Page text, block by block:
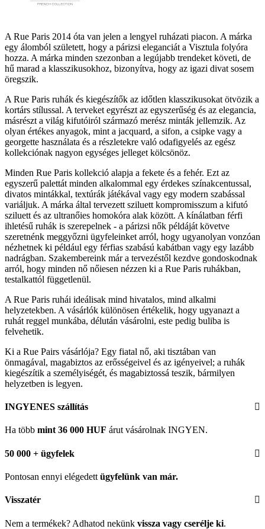
A Rue Paris 2014 óta van jelen a lengyel ruházati piacon. A márka
egy álomból született, hogy a párizsi eleganciát a Visztula folyóra
hozza. A márka minden szezonban a legújabb trendeket követi, de
hű marad a klasszikusokhoz, bizonyítva, hogy az igazi divat sosem
öregszik.
A Rue Paris ruhák és kiegészítők az időtlen klasszikusokat ötvözik a
kortárs stílussal. A terveket egyrészt az egyszerűség és az elegancia,
másrészt a világ kifutóiról származó merész minták jellemzik. Az
olyan értékes anyagok, mint a jacquard, a sifon, a csipke vagy a
georgette használata és a részletekre való odafigyelés az egész
kollekciónak nagyon egységes jelleget kölcsönöz.
Minden Rue Paris kollekció alapja a fekete és a fehér. Ezt az
egyszerű palettát minden alkalommal egy érdekes színakcentussal,
divatos mintákkal, textúrák játékával vagy egy modern szabással
variáljuk. A márka által tervezett sziluett kompromisszum a kifutó
sziluett és az ultranőies homokóra alak között. A kínálatban férfi
ihletésű ruhák is szerepelnek - a párizsi nők példáját követve
szeretnénk meggyőzni ügyfeleinket arról, hogy ugyanolyan vonzóan
nézhetnek ki például egy férfias szabású kabátban vagy egy lazább
nadrágban. Szakembereink már a tervezéstől kezdve gondoskodnak
arról, hogy minden nő nőiesen nézzen ki a Rue Paris ruhákban,
testalkattól függetlenül.
A Rue Paris ruhái ideálisak mind hivatalos, mind alkalmi
helyzetekben. A vásárlók különösen értékelik, hogy ugyanazt a
ruhát reggel munkába, délután vásárolni, este pedig buliba is
felvehetik.
Ki a Rue Pairs vásárlója? Egy fiatal nő, aki tisztában van
önmagával, magabiztos az erősségeivel és az igényeivel; a ruhák
kiegészítik a személyiségét, és magabiztossá teszik, bármilyen
helyzetben is legyen.
INGYENES szállítás
Ha több mint 36 000 HUF árut vásárolnak INGYEN.
50 000 + ügyfelek
Pontosan ennyi elégedett ügyfelünk van már.
Visszatér
Nem a termékek? Adhatod nekünk vissza vagy cserélje ki.